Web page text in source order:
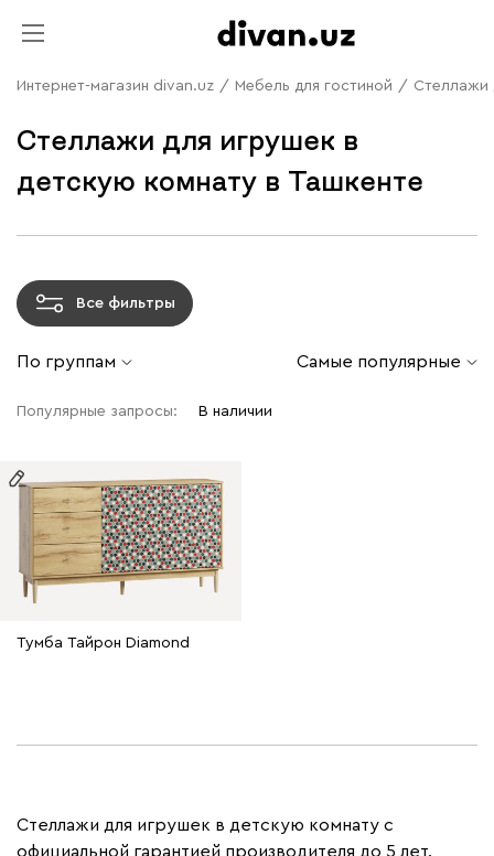
Интернет-магазин divan.uz / Мебель для гостиной / Стеллажи
Стеллажи для игрушек в
детскую комнату в Ташкенте
Все фильтры
По группам Самые популярные
Популярные запросы: В наличии
Тумба Тайрон Diamond
Стеллажи для игрушек в детскую комнату с
официальной гарантией производителя до 5 лет.